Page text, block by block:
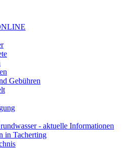
Gebühren
- aktuelle Informationen
in Tacherting